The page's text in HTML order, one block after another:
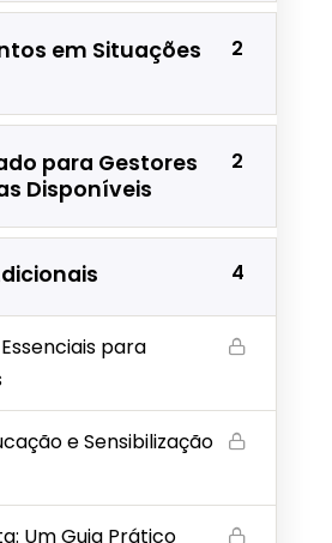
Humanos
em Situações
2
para Gestores
Disponíveis
2
4
para
e Sensibilização
Um Guia Prático